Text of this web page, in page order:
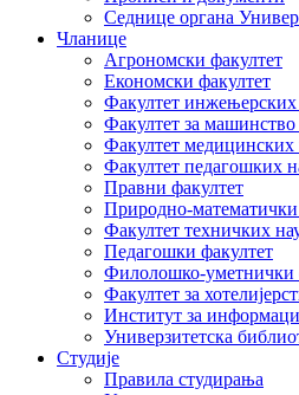
Седнице органа
Чланице
Агрономски факултет
Економски факултет
Факултет инжењерских
Факултет за
Факултет медицинских
Факултет педагошких
Правни факултет
Природно-математички
Факултет техничких
Педагошки факултет
Филолошко-уметнички
Факултет за
Институт за
Универзитетска
Студије
Правила студирања